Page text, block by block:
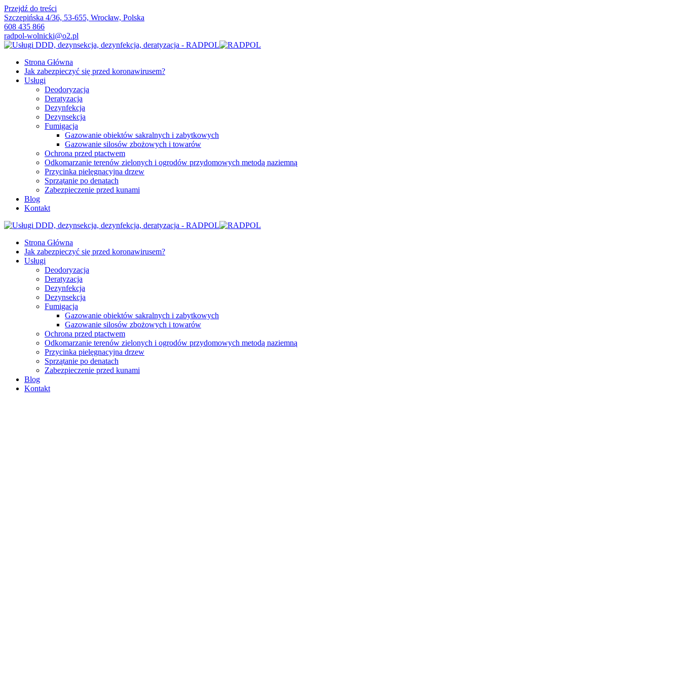
Przejdź do treści
Szczepińska 4/36, 53-655, Wrocław, Polska
608 435 866
radpol-wolnicki@o2.pl
Strona Główna
Jak zabezpieczyć się przed koronawirusem?
Usługi
Deodoryzacja
Deratyzacja
Dezynfekcja
Dezynsekcja
Fumigacja
Gazowanie obiektów sakralnych i zabytkowych
Gazowanie silosów zbożowych i towarów
Ochrona przed ptactwem
Odkomarzanie terenów zielonych i ogrodów przydomowych metodą naziemną
Przycinka pielęgnacyjna drzew
Sprzątanie po denatach
Zabezpieczenie przed kunami
Blog
Kontakt
Strona Główna
Jak zabezpieczyć się przed koronawirusem?
Usługi
Deodoryzacja
Deratyzacja
Dezynfekcja
Dezynsekcja
Fumigacja
Gazowanie obiektów sakralnych i zabytkowych
Gazowanie silosów zbożowych i towarów
Ochrona przed ptactwem
Odkomarzanie terenów zielonych i ogrodów przydomowych metodą naziemną
Przycinka pielęgnacyjna drzew
Sprzątanie po denatach
Zabezpieczenie przed kunami
Blog
Kontakt